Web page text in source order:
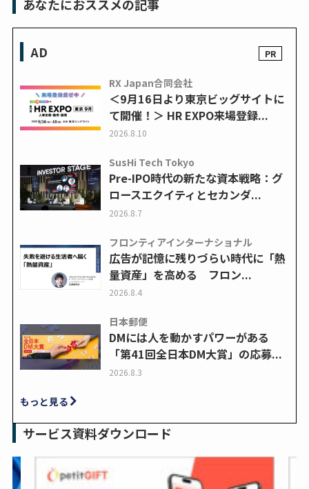
あなたにおススメの記事
AD
RX Japan合同会社
＜9月16日より東京ビッグサイトに
て開催！＞ HR EXPO来場登録...
2026.8.10
SusHi Tech Tokyo
Pre-IPO時代の新たな資本戦略：グ
ロースエクイティとセカンダ...
2026.8.7
フロンティアインターナショナル
広告が記憶に残りづらい時代に「熱
量資産」を高める フロン...
2026.8.4
日本郵便
DMには人を動かすパワーがある
「第41回全日本DM大賞」の応募...
2026.8.3
もっと見る
サービス資料ダウンロード